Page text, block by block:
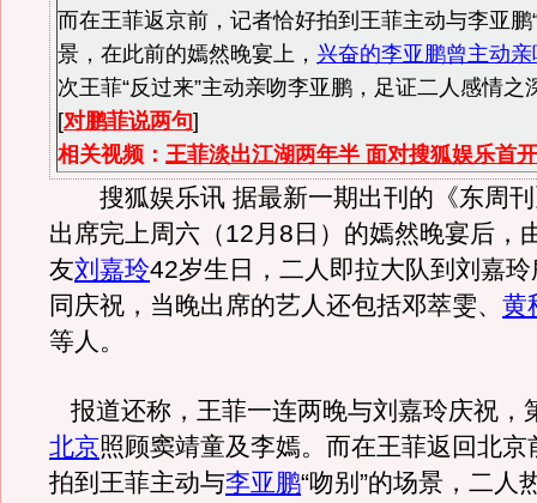
而在王菲返京前，记者恰好拍到王菲主动与李亚鹏
景，在此前的嫣然晚宴上， 兴奋的李亚鹏曾主动
次王菲“反过来”主动亲吻李亚鹏，足证二人感情
[对鹏菲说两句]
相关视频： 王菲淡出江湖两年半 面对搜狐娱乐首
搜狐娱乐讯 据最新一期出刊的《东周刊
出席完上周六（12月8日）的嫣然晚宴后，
友刘嘉玲42岁生日，二人即拉大队到刘嘉
同庆祝，当晚出席的艺人还包括邓萃雯、 黄
等人。
报道还称，王菲一连两晚与刘嘉玲庆祝，
北京照顾窦靖童及李嫣。而在王菲返回北京
拍到王菲主动与李亚鹏“吻别”的场景，二人